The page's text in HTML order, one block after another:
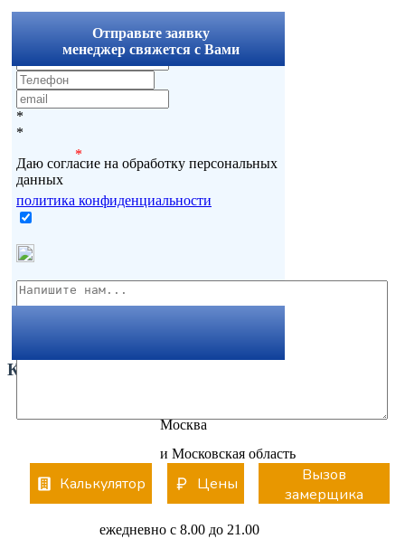
Отправьте заявку
менеджер свяжется с Вами
*
*
*
Даю согласие на обработку персональных
данных
политика конфиденциальности
Комментарии
Москва
и Московская область
Калькулятор Цены
Вызов
замерщика
ежедневно с 8.00 до 21.00